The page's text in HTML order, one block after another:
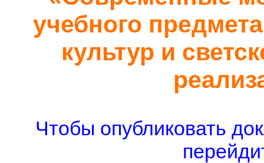
учебного
культур и
Чтобы опубликовать